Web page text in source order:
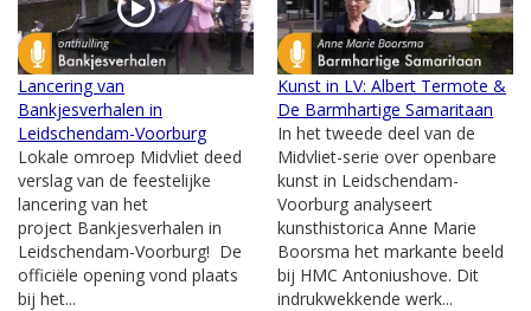
Lancering van
Bankjesverhalen in
Leidschendam-Voorburg
Lokale omroep Midvliet deed
verslag van de feestelijke
lancering van het
project Bankjesverhalen in
Leidschendam-Voorburg! De
officiële opening vond plaats
bij het...
Kunst in LV: Albert Termote &
De Barmhartige Samaritaan
In het tweede deel van de
Midvliet-serie over openbare
kunst in Leidschendam-
Voorburg analyseert
kunsthistorica Anne Marie
Boorsma het markante beeld
bij HMC Antoniushove. Dit
indrukwekkende werk...